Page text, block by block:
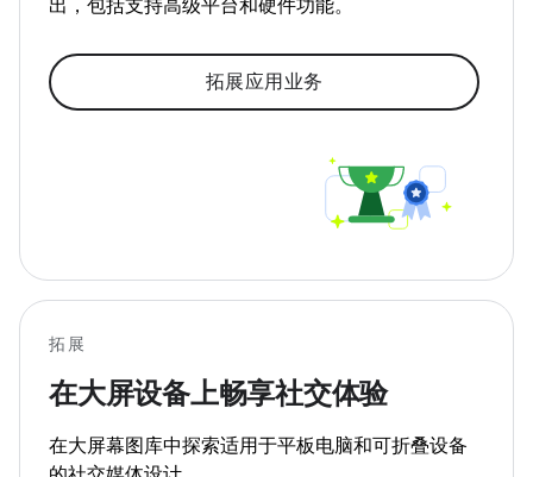
出，包括支持高级平台和硬件功能。
拓展应用业务
拓展
在大屏设备上畅享社交体验
在大屏幕图库中探索适用于平板电脑和可折叠设备